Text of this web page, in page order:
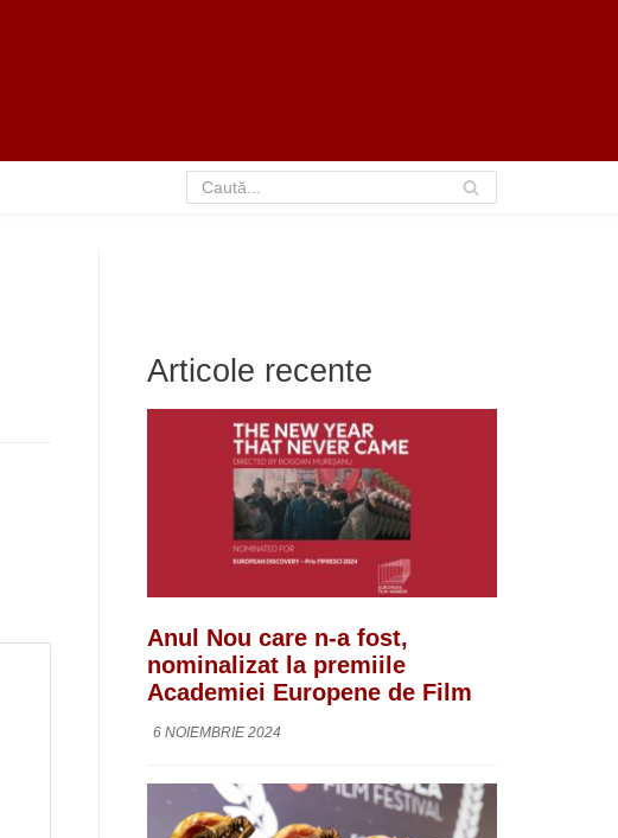
Articole recente
Anul Nou care n-a fost,
nominalizat la premiile
Academiei Europene de Film
6 NOIEMBRIE 2024